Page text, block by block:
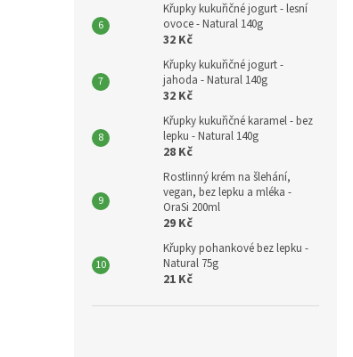
Křupky kukuřičné jogurt - lesní
ovoce - Natural 140g
32 Kč
Křupky kukuřičné jogurt -
jahoda - Natural 140g
32 Kč
Křupky kukuřičné karamel - bez
lepku - Natural 140g
28 Kč
Rostlinný krém na šlehání,
vegan, bez lepku a mléka -
OraSi 200ml
29 Kč
Křupky pohankové bez lepku -
Natural 75g
21 Kč